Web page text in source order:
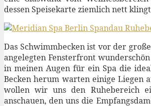
dessen Speisekarte ziemlich nett
Das Schwimmbecken ist vor der
angelegten Fensterfront
in meinen Augen für ein Spa die
Becken herum warten einige Liegen
wollen wir uns den Ruhebereich
anschauen, den uns die